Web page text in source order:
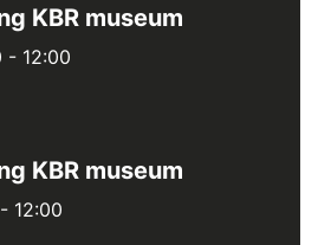
KBR museum
- 12:00
KBR museum
- 12:00